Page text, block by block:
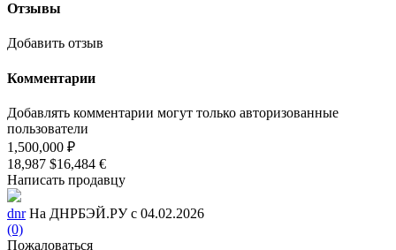
Отзывы
Добавить отзыв
Комментарии
Добавлять комментарии могут только авторизованные
пользователи
1,500,000 ₽
18,987 $16,484 €
Написать продавцу
dnr На ДНРБЭЙ.РУ с 04.02.2026
(0)
Пожаловаться